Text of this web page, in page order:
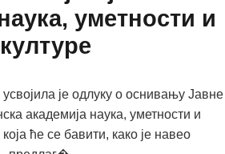
уметности и
културе
је одлуку о оснивању Јавне
академија наука, уметности и
ће се бавити, како је навео